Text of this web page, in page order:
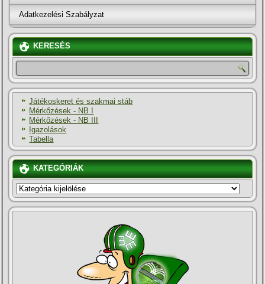
Adatkezelési Szabályzat
KERESÉS
Játékoskeret és szakmai stáb
Mérkőzések - NB I
Mérkőzések - NB III
Igazolások
Tabella
KATEGÓRIÁK
KATEGÓRIÁK